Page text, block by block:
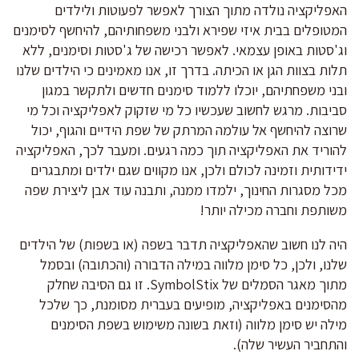
האפליקציה נולדה מתוך הצורך לאפשר לפעוטות ולילדים
המטופלים בבית איזי שפירא ולבני משפחותיהם, להיחשף לסימנים
וג'סטות באופן עצמאי. לאפשר רכישה של ג'סטות וסימנים, ללא
תלות בצוות הגן או הכיתה. בדרך זו, אנו מאמינים כי הילדים שלנו
ובני משפחתיהם, יוכלו ללמוד סימנים חדשים ולתקשר במגון
סביבות. מרגש לחשוב שעכשיו כל מי שזקוק לאפליקציה וכל מי
שרוצה להיחשף אל עולמה המרתק של שפת הידיים והגוף, יכול
להוריד את האפליקציה תוך כמה רגעים. ומעבר לכך, האפליקציה
ידידותית וזמינה לכולם ולכן, אנו מקווים שגם ילדים ומתבגרים
מכל מסגרות החינוך, ילמדו ממנה, ותבנה עוד אבן ליצירת שפה
משותפת וחברה מכילה יותר!
היה לנו חשוב שהאפליקציה תדבר בשפה (או בשפות) של הילדים
שלנו, ולכן, כל סימן מלווה במילה הדבורה (והכתובה) ובסמל
מתוך מאגר הסמלים של SymbolStix. זו גם הסיבה שחלק
מהסימנים באפליקציה, מופיעים בעברית מסומנת, כך שלכל
מילה יש סימן מלווה (וזאת בשונה משימוש בשפת הסימנים
והתחביר העשיר שלה).